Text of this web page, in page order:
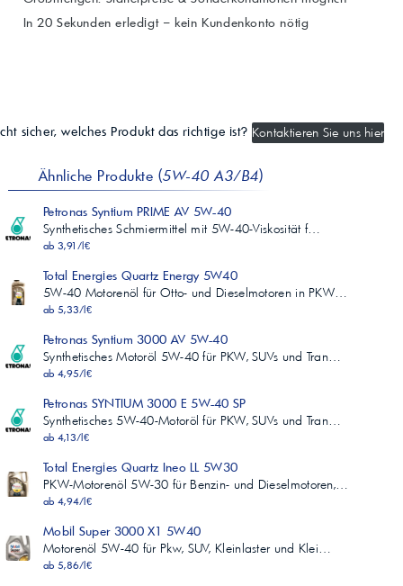
In 20 Sekunden erledigt – kein Kundenkonto nötig
sicher, welches Produkt das richtige ist? Kontaktieren Sie uns hier
Ähnliche Produkte (5W-40 A3/B4)
Petronas Syntium PRIME AV 5W-40
Synthetisches Schmiermittel mit 5W-40-Viskosität f…
ab 3,91/l€
Total Energies Quartz Energy 5W40
5W-40 Motorenöl für Otto- und Dieselmotoren in PKW…
ab 5,33/l€
Petronas Syntium 3000 AV 5W-40
Synthetisches Motoröl 5W-40 für PKW, SUVs und Tran…
ab 4,95/l€
Petronas SYNTIUM 3000 E 5W-40 SP
Synthetisches 5W-40-Motoröl für PKW, SUVs und Tran…
ab 4,13/l€
Total Energies Quartz Ineo LL 5W30
PKW-Motorenöl 5W-30 für Benzin- und Dieselmotoren,…
ab 4,94/l€
Mobil Super 3000 X1 5W40
Motorenöl 5W-40 für Pkw, SUV, Kleinlaster und Klei…
ab 5,86/l€